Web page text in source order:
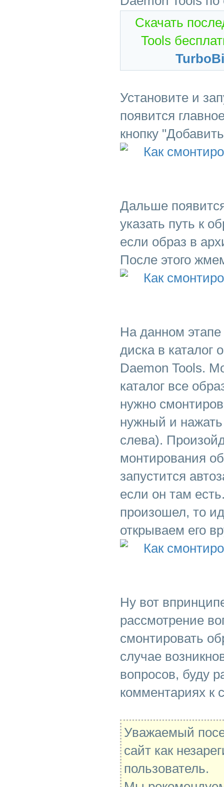
Скачать
Tools
Установите и
появится
кнопку
Дальше
указать путь к
если образ в
После этого
На данном
диска в каталог
Daemon Tools.
каталог все
нужно
нужный и
слева).
монтирования
запустится
если он там
произошел, то
открываем его
Ну вот
рассмотрение
смонтировать
случае
вопросов, буду
комментариях к
Уважаемый
сайт как
пользователь.